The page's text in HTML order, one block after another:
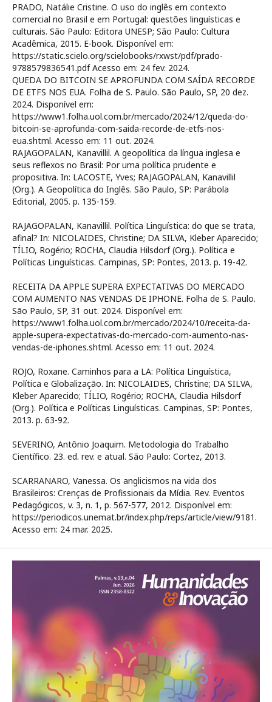
PRADO, Natálie Cristine. O uso do inglês em contexto
comercial no Brasil e em Portugal: questões linguísticas e
culturais. São Paulo: Editora UNESP; São Paulo: Cultura
Acadêmica, 2015. E-book. Disponível em:
https://static.scielo.org/scielobooks/rxwst/pdf/prado-
9788579836541.pdf Acesso em: 24 fev. 2024.
QUEDA DO BITCOIN SE APROFUNDA COM SAÍDA RECORDE
DE ETFS NOS EUA. Folha de S. Paulo. São Paulo, SP, 20 dez.
2024. Disponível em:
https://www1.folha.uol.com.br/mercado/2024/12/queda-do-
bitcoin-se-aprofunda-com-saida-recorde-de-etfs-nos-
eua.shtml. Acesso em: 11 out. 2024.
RAJAGOPALAN, Kanavillil. A geopolítica da língua inglesa e
seus reflexos no Brasil: Por uma política prudente e
propositiva. In: LACOSTE, Yves; RAJAGOPALAN, Kanavillil
(Org.). A Geopolítica do Inglês. São Paulo, SP: Parábola
Editorial, 2005. p. 135-159.
RAJAGOPALAN, Kanavillil. Política Linguística: do que se trata,
afinal? In: NICOLAIDES, Christine; DA SILVA, Kleber Aparecido;
TÍLIO, Rogério; ROCHA, Claudia Hilsdorf (Org.). Política e
Políticas Linguísticas. Campinas, SP: Pontes, 2013. p. 19-42.
RECEITA DA APPLE SUPERA EXPECTATIVAS DO MERCADO
COM AUMENTO NAS VENDAS DE IPHONE. Folha de S. Paulo.
São Paulo, SP, 31 out. 2024. Disponível em:
https://www1.folha.uol.com.br/mercado/2024/10/receita-da-
apple-supera-expectativas-do-mercado-com-aumento-nas-
vendas-de-iphones.shtml. Acesso em: 11 out. 2024.
ROJO, Roxane. Caminhos para a LA: Política Linguística,
Política e Globalização. In: NICOLAIDES, Christine; DA SILVA,
Kleber Aparecido; TÍLIO, Rogério; ROCHA, Claudia Hilsdorf
(Org.). Política e Políticas Linguísticas. Campinas, SP: Pontes,
2013. p. 63-92.
SEVERINO, Antônio Joaquim. Metodologia do Trabalho
Científico. 23. ed. rev. e atual. São Paulo: Cortez, 2013.
SCARRANARO, Vanessa. Os anglicismos na vida dos
Brasileiros: Crenças de Profissionais da Mídia. Rev. Eventos
Pedagógicos, v. 3, n. 1, p. 567-577, 2012. Disponível em:
https://periodicos.unemat.br/index.php/reps/article/view/9181.
Acesso em: 24 mar. 2025.